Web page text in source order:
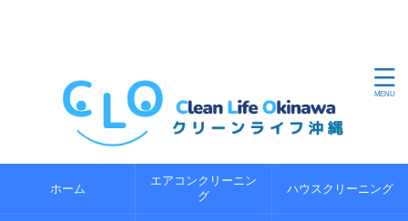
ホーム
エアコンクリーニン
グ
ハウスクリーニング